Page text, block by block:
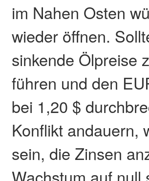
im Nahen Osten
wieder öffnen.
sinkende Ölpreise
führen und den
bei 1,20 $
Konflikt andauern,
sein, die Zinsen